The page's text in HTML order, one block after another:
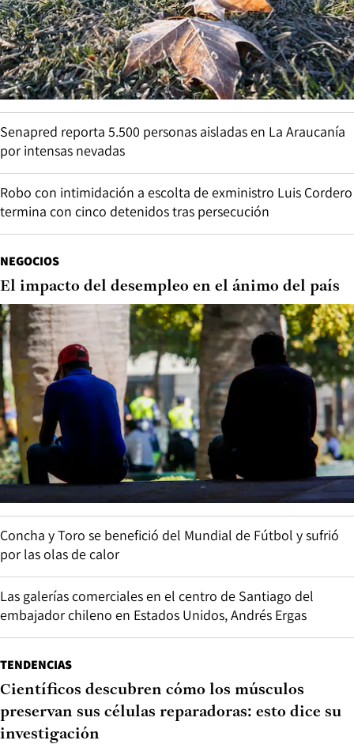
Senapred reporta 5.500 personas aisladas en La Araucanía
por intensas nevadas
Robo con intimidación a escolta de exministro Luis Cordero
termina con cinco detenidos tras persecución
NEGOCIOS
El impacto del desempleo en el ánimo del país
Concha y Toro se benefició del Mundial de Fútbol y sufrió
por las olas de calor
Las galerías comerciales en el centro de Santiago del
embajador chileno en Estados Unidos, Andrés Ergas
TENDENCIAS
Científicos descubren cómo los músculos
preservan sus células reparadoras: esto dice su
investigación